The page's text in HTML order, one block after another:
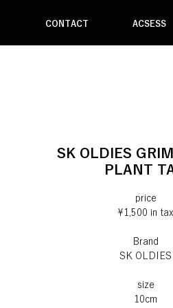
CONTACT ACSESS
SK OLDIES
PLANT
price
¥1,500 in tax
Brand
SK OLDIES
size
10cm